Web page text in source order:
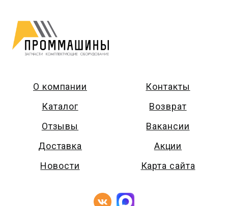
О компании
Каталог
Отзывы
Доставка
Новости
Контакты
Возврат
Вакансии
Акции
Карта сайта